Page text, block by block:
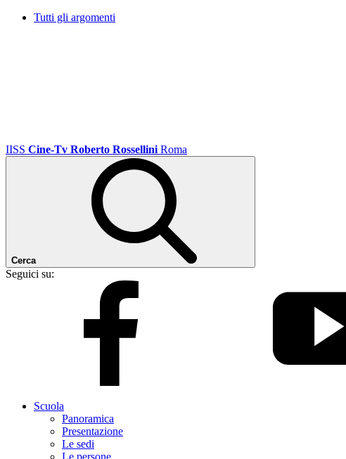
Tutti gli argomenti
IISS Cine-Tv Roberto Rossellini Roma
Cerca
Seguici su:
Scuola
Panoramica
Presentazione
Le sedi
Le persone